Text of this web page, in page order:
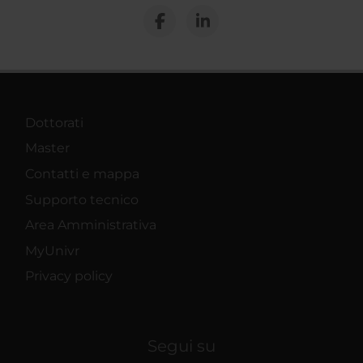
Dottorati
Master
Contatti e mappa
Supporto tecnico
Area Amministrativa
MyUnivr
Privacy policy
Segui su